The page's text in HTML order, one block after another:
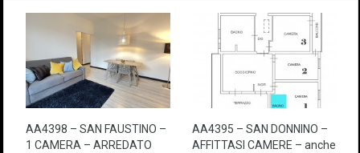
AA4398 – SAN FAUSTINO –
1 CAMERA – ARREDATO
AA4395 – SAN DONNINO –
AFFITTASI CAMERE – anche